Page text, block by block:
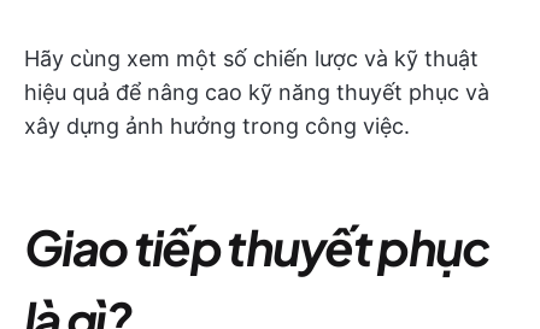
Hãy cùng xem một số chiến lược và kỹ thuật
hiệu quả để nâng cao kỹ năng thuyết phục và
xây dựng ảnh hưởng trong công việc.
Giao tiếp thuyết phục